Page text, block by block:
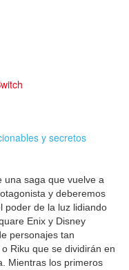
y secretos
una saga que vuelve a
y deberemos
poder de la luz lidiando
Enix y Disney
personajes tan
Riku que se dividirán en
Mientras los primeros